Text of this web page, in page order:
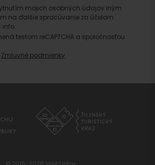
mojich osobných údajov iným
na ďalšie spracúvanie za účelom
info.
testom reCAPTCHA a spoločnosťou
Zmluvné podmienky
© 2016-2026 Visit Liptov